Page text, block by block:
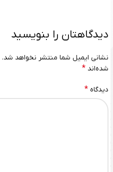
دیدگاهتان را بنویسید
نشانی ایمیل شما منتشر نخواهد شد.
شده‌اند *
دیدگاه *